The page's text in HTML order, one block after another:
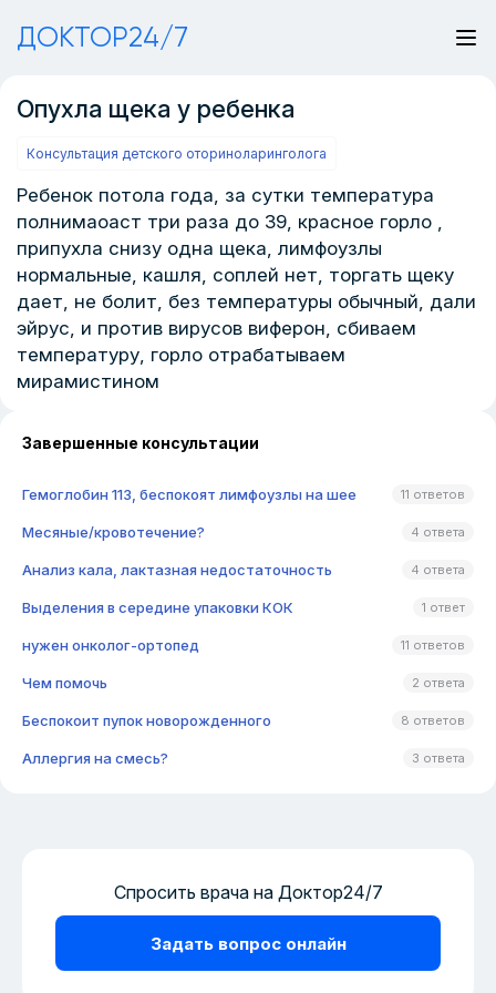
ДОКТОР24/7
Опухла щека у ребенка
Консультация детского оториноларинголога
Ребенок потола года, за сутки температура
полнимаоаст три раза до 39, красное горло ,
припухла снизу одна щека, лимфоузлы
нормальные, кашля, соплей нет, торгать щеку
дает, не болит, без температуры обычный, дали
эйрус, и против вирусов виферон, сбиваем
температуру, горло отрабатываем
мирамистином
Завершенные консультации
Гемоглобин 113, беспокоят лимфоузлы на шее 11 ответов
Месяные/кровотечение? 4 ответа
Анализ кала, лактазная недостаточность 4 ответа
Выделения в середине упаковки КОК 1 ответ
нужен онколог-ортопед 11 ответов
Чем помочь 2 ответа
Беспокоит пупок новорожденного 8 ответов
Аллергия на смесь? 3 ответа
Спросить врача на Доктор24/7
Задать вопрос онлайн